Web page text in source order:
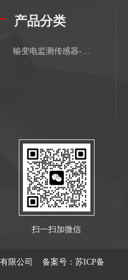
产品分类
扫一扫加微信
有限公司备案号：苏ICP备